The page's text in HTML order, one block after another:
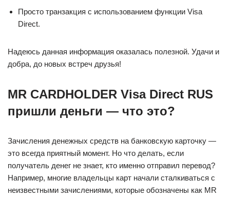
Просто транзакция с использованием функции Visa
Direct.
Надеюсь данная информация оказалась полезной. Удачи и
добра, до новых встреч друзья!
MR CARDHOLDER Visa Direct RUS
пришли деньги — что это?
Зачисления денежных средств на банковскую карточку —
это всегда приятный момент. Но что делать, если
получатель денег не знает, кто именно отправил перевод?
Например, многие владельцы карт начали сталкиваться с
неизвестными зачислениями, которые обозначены как MR